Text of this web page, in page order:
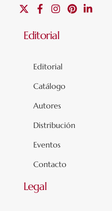
FacebookInstagramPinterest
Editorial
Editorial
Catálogo
Autores
Distribución
Eventos
Contacto
Legal